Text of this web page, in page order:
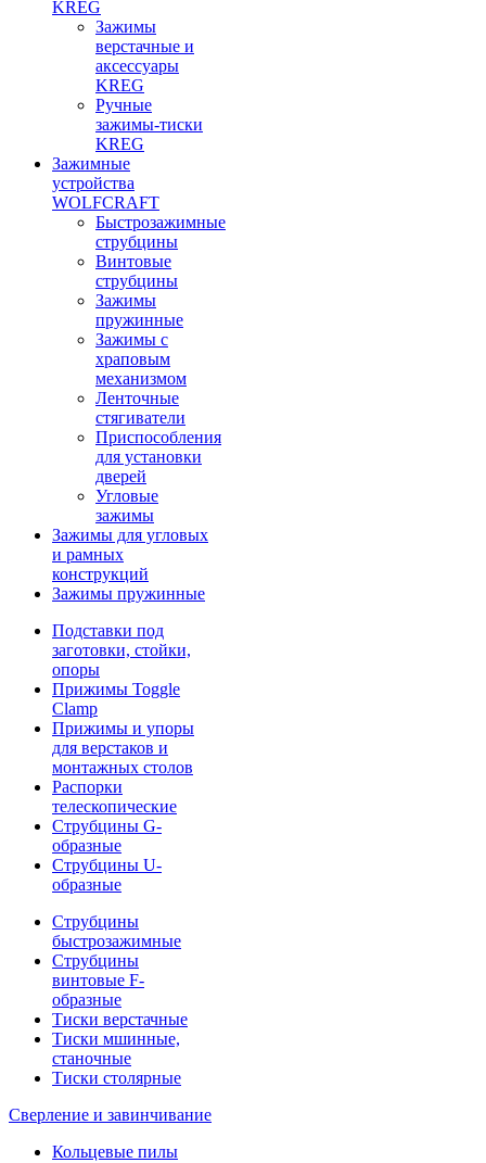
KREG
Зажимы
верстачные и
аксессуары
KREG
Ручные
зажимы-тиски
KREG
Зажимные
устройства
WOLFCRAFT
Быстрозажимные
струбцины
Винтовые
струбцины
Зажимы
пружинные
Зажимы с
храповым
механизмом
Ленточные
стягиватели
Приспособления
для установки
дверей
Угловые
зажимы
Зажимы для угловых
и рамных
конструкций
Зажимы пружинные
Подставки под
заготовки, стойки,
опоры
Прижимы Toggle
Clamp
Прижимы и упоры
для верстаков и
монтажных столов
Распорки
телескопические
Струбцины G-
образные
Струбцины U-
образные
Струбцины
быстрозажимные
Струбцины
винтовые F-
образные
Тиски верстачные
Тиски мшинные,
станочные
Тиски столярные
Сверление и завинчивание
Кольцевые пилы